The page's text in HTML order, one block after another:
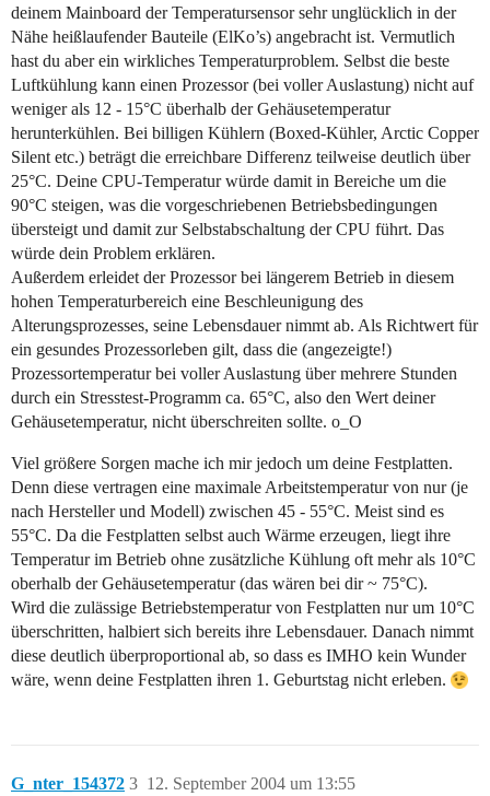
deinem Mainboard der Temperatursensor sehr unglücklich in der
Nähe heißlaufender Bauteile (ElKo’s) angebracht ist. Vermutlich
hast du aber ein wirkliches Temperaturproblem. Selbst die beste
Luftkühlung kann einen Prozessor (bei voller Auslastung) nicht auf
weniger als 12 - 15°C überhalb der Gehäusetemperatur
herunterkühlen. Bei billigen Kühlern (Boxed-Kühler, Arctic Copper
Silent etc.) beträgt die erreichbare Differenz teilweise deutlich über
25°C. Deine CPU-Temperatur würde damit in Bereiche um die
90°C steigen, was die vorgeschriebenen Betriebsbedingungen
übersteigt und damit zur Selbstabschaltung der CPU führt. Das
würde dein Problem erklären.
Außerdem erleidet der Prozessor bei längerem Betrieb in diesem
hohen Temperaturbereich eine Beschleunigung des
Alterungsprozesses, seine Lebensdauer nimmt ab. Als Richtwert für
ein gesundes Prozessorleben gilt, dass die (angezeigte!)
Prozessortemperatur bei voller Auslastung über mehrere Stunden
durch ein Stresstest-Programm ca. 65°C, also den Wert deiner
Gehäusetemperatur, nicht überschreiten sollte. o_O
Viel größere Sorgen mache ich mir jedoch um deine Festplatten.
Denn diese vertragen eine maximale Arbeitstemperatur von nur (je
nach Hersteller und Modell) zwischen 45 - 55°C. Meist sind es
55°C. Da die Festplatten selbst auch Wärme erzeugen, liegt ihre
Temperatur im Betrieb ohne zusätzliche Kühlung oft mehr als 10°C
oberhalb der Gehäusetemperatur (das wären bei dir ~ 75°C).
Wird die zulässige Betriebstemperatur von Festplatten nur um 10°C
überschritten, halbiert sich bereits ihre Lebensdauer. Danach nimmt
diese deutlich überproportional ab, so dass es IMHO kein Wunder
wäre, wenn deine Festplatten ihren 1. Geburtstag nicht erleben.
G_nter_154372 12. September 2004 um 13:55
3